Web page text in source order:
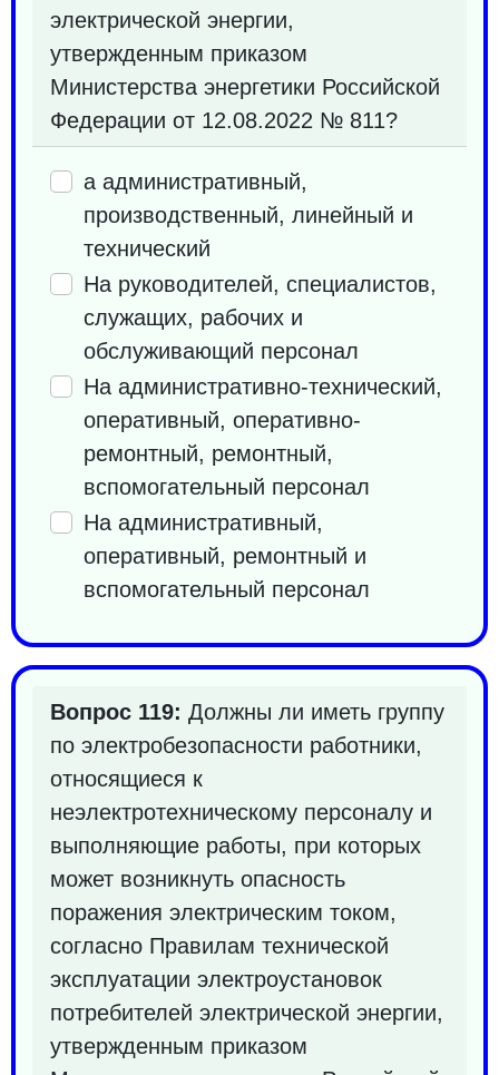
электрической энергии,
утвержденным приказом
Министерства энергетики Российской
Федерации от 12.08.2022 № 811?
а административный,
производственный, линейный и
технический
На руководителей, специалистов,
служащих, рабочих и
обслуживающий персонал
На административно-технический,
оперативный, оперативно-
ремонтный, ремонтный,
вспомогательный персонал
На административный,
оперативный, ремонтный и
вспомогательный персонал
Вопрос 119: Должны ли иметь группу
по электробезопасности работники,
относящиеся к
неэлектротехническому персоналу и
выполняющие работы, при которых
может возникнуть опасность
поражения электрическим током,
согласно Правилам технической
эксплуатации электроустановок
потребителей электрической энергии,
утвержденным приказом